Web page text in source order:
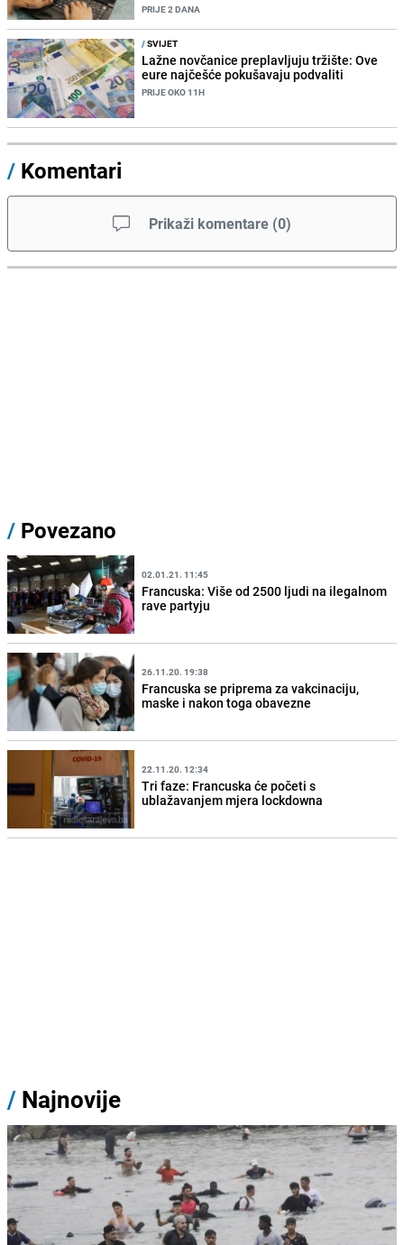
PRIJE 2 DANA
/SVIJET
Lažne novčanice preplavljuju tržište: Ove
eure najčešće pokušavaju podvaliti
PRIJE OKO 11H
/ Komentari
Prikaži komentare (0)
/ Povezano
02.01.21. 11:45
Francuska: Više od 2500 ljudi na ilegalnom
rave partyju
26.11.20. 19:38
Francuska se priprema za vakcinaciju,
maske i nakon toga obavezne
22.11.20. 12:34
Tri faze: Francuska će početi s
ublažavanjem mjera lockdowna
/ Najnovije